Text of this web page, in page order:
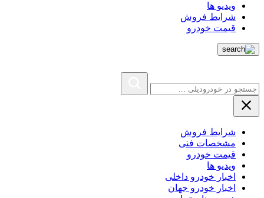
ویدیو ها
شرایط فروش
قیمت خودرو
شرایط فروش
مشخصات فنی
قیمت خودرو
ویدیو ها
اخبار خودرو داخلی
اخبار خودرو جهان